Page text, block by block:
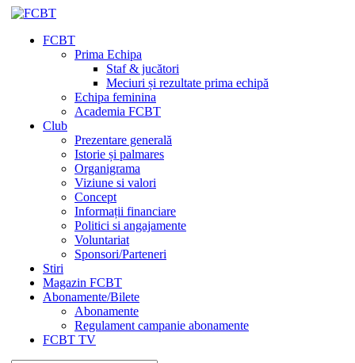
FCBT
Prima Echipa
Staf & jucători
Meciuri și rezultate prima echipă
Echipa feminina
Academia FCBT
Club
Prezentare generală
Istorie și palmares
Organigrama
Viziune si valori
Concept
Informații financiare
Politici si angajamente
Voluntariat
Sponsori/Parteneri
Stiri
Magazin FCBT
Abonamente/Bilete
Abonamente
Regulament campanie abonamente
FCBT TV